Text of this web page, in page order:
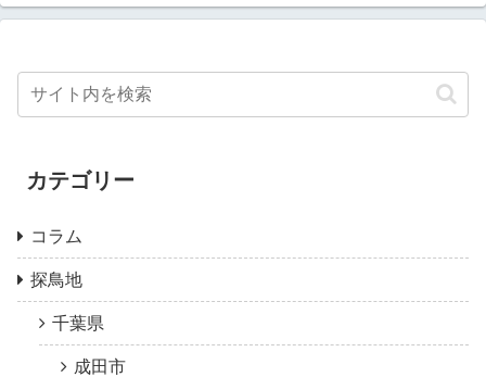
カテゴリー
コラム
探鳥地
千葉県
成田市